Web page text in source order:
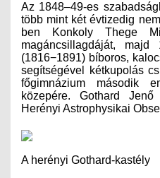
Az 1848–49-es
több mint két évtizedig
ben Konkoly Thege
magáncsillagdáját,
(1816−1891) bíboros,
segítségével kétkupolás
főgimnázium második
közepére. Gothard
Herényi Astrophysikai
A herényi Gothard-kastély